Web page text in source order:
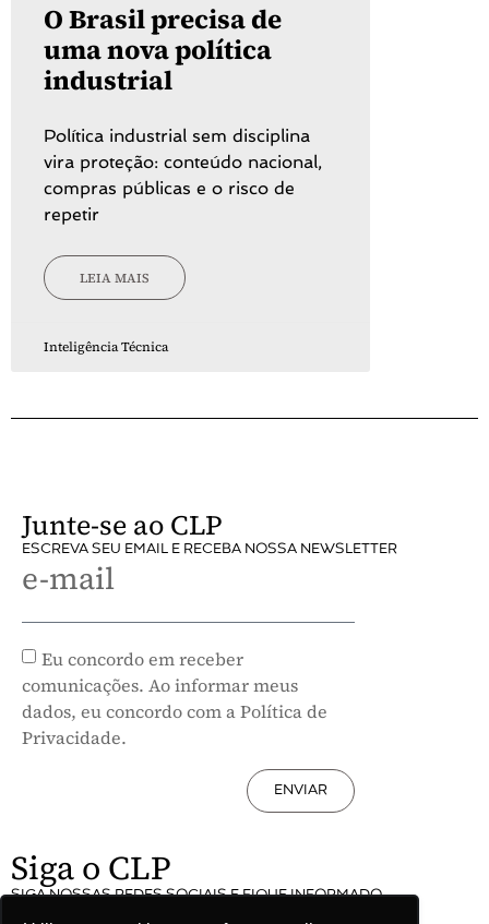
O Brasil precisa de
uma nova política
industrial
Política industrial sem disciplina
vira proteção: conteúdo nacional,
compras públicas e o risco de
repetir
LEIA MAIS
Inteligência Técnica
Junte-se ao CLP
ESCREVA SEU EMAIL E RECEBA NOSSA NEWSLETTER
e-mail
Eu concordo em receber
comunicações. Ao informar meus
dados, eu concordo com a Política de
Privacidade.
ENVIAR
Siga o CLP
SIGA NOSSAS REDES SOCIAIS E FIQUE INFORMADO